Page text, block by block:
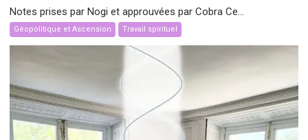
Notes prises par Nogi et approuvées par Cobra Ce...
Géopolitique et Ascension Travail spirituel